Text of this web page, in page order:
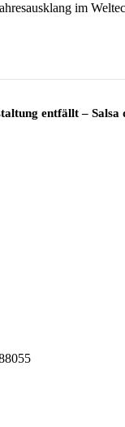
im
entfällt – Salsa